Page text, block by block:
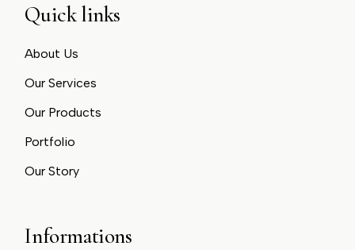
Quick links
About Us
Our Services
Our Products
Portfolio
Our Story
Informations